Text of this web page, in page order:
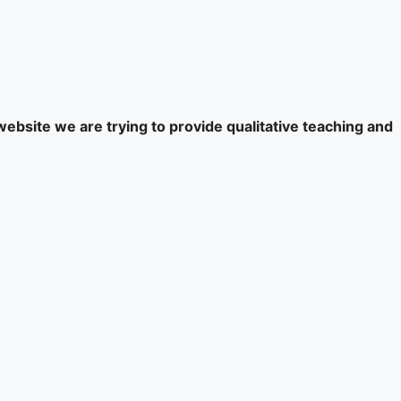
we are trying to provide qualitative teaching and